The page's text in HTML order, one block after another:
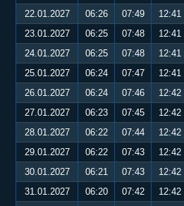
22.01.2027
06:26 07:49 12:41
23.01.2027
06:25 07:48 12:41
24.01.2027
06:25 07:48 12:41
25.01.2027
06:24 07:47 12:41
26.01.2027
06:24 07:46 12:42
27.01.2027
06:23 07:45 12:42
28.01.2027
06:22 07:44 12:42
29.01.2027
06:22 07:43 12:42
30.01.2027
06:21 07:43 12:42
31.01.2027
06:20 07:42 12:42